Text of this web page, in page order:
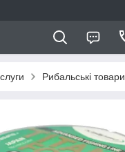
Рибальські товари